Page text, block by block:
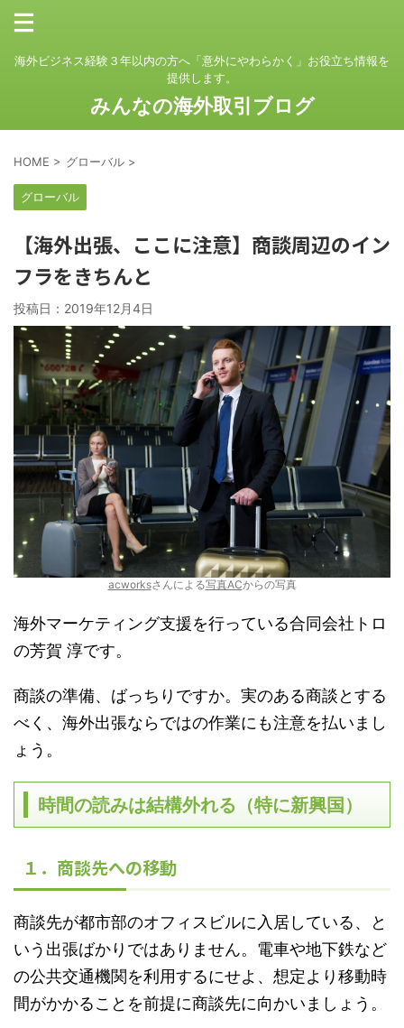
海外ビジネス経験３年以内の方へ「意外にやわらかく」お役立ち情報を
提供します。
みんなの海外取引ブログ
HOME > グローバル >
グローバル
【海外出張、ここに注意】商談周辺のイン
フラをきちんと
投稿日： 2019年12月4日
acworksさんによる写真ACからの写真
海外マーケティング支援を行っている合同会社トロ
の芳賀 淳です。
商談の準備、ばっちりですか。実のある商談とする
べく、海外出張ならではの作業にも注意を払いまし
ょう。
時間の読みは結構外れる（特に新興国）
１．商談先への移動
商談先が都市部のオフィスビルに入居している、と
いう出張ばかりではありません。電車や地下鉄など
の公共交通機関を利用するにせよ、想定より移動時
間がかかることを前提に商談先に向かいましょう。